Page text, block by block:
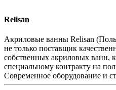
Relisan
Акриловые ванны Relisan
не только поставщик
собственных акриловых ванн,
специальному контракту на
Современное оборудование и